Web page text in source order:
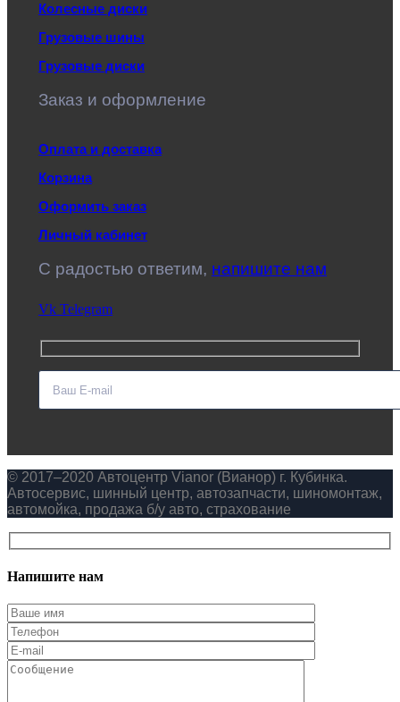
Колесные диски
Грузовые шины
Грузовые диски
Заказ и оформление
Оплата и доставка
Корзина
Оформить заказ
Личный кабинет
C радостью ответим, напишите нам
Vk Telegram
© 2017–2020 Автоцентр Vianor (Вианор) г. Кубинка.
Автосервис, шинный центр, автозапчасти, шиномонтаж,
автомойка, продажа б/у авто, страхование
Напишите нам